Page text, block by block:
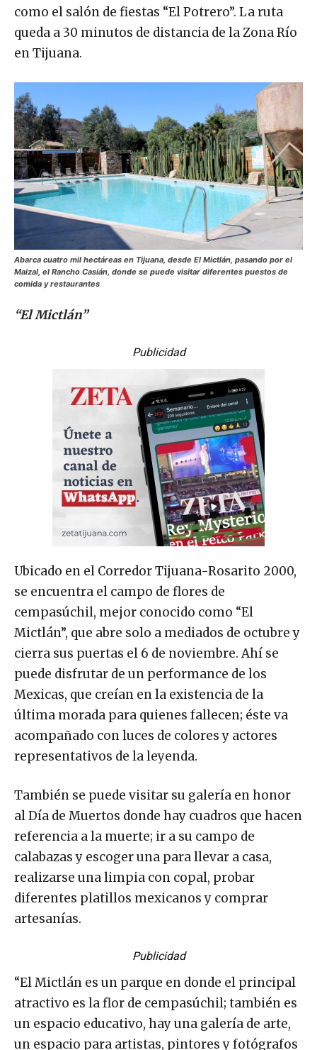
como el salón de fiestas “El Potrero”. La ruta
queda a 30 minutos de distancia de la Zona Río
en Tijuana.
Abarca cuatro mil hectáreas en Tijuana, desde El Mictlán, pasando por el
Maizal, el Rancho Casián, donde se puede visitar diferentes puestos de
comida y restaurantes
“El Mictlán”
Publicidad
Ubicado en el Corredor Tijuana-Rosarito 2000,
se encuentra el campo de flores de
cempasúchil, mejor conocido como “El
Mictlán”, que abre solo a mediados de octubre y
cierra sus puertas el 6 de noviembre. Ahí se
puede disfrutar de un performance de los
Mexicas, que creían en la existencia de la
última morada para quienes fallecen; éste va
acompañado con luces de colores y actores
representativos de la leyenda.
También se puede visitar su galería en honor
al Día de Muertos donde hay cuadros que hacen
referencia a la muerte; ir a su campo de
calabazas y escoger una para llevar a casa,
realizarse una limpia con copal, probar
diferentes platillos mexicanos y comprar
artesanías.
Publicidad
“El Mictlán es un parque en donde el principal
atractivo es la flor de cempasúchil; también es
un espacio educativo, hay una galería de arte,
un espacio para artistas, pintores y fotógrafos